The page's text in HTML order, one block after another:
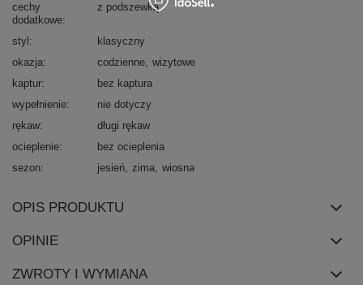
cechy
dodatkowe
z podszewką
styl
klasyczny
okazja
codzienne wizytowe
kaptur
bez kaptura
wypełnienie
nie dotyczy
rękaw
długi rękaw
ocieplenie
bez ocieplenia
sezon
jesień zima wiosna
OPIS PRODUKTU
OPINIE
ZWROTY I WYMIANA